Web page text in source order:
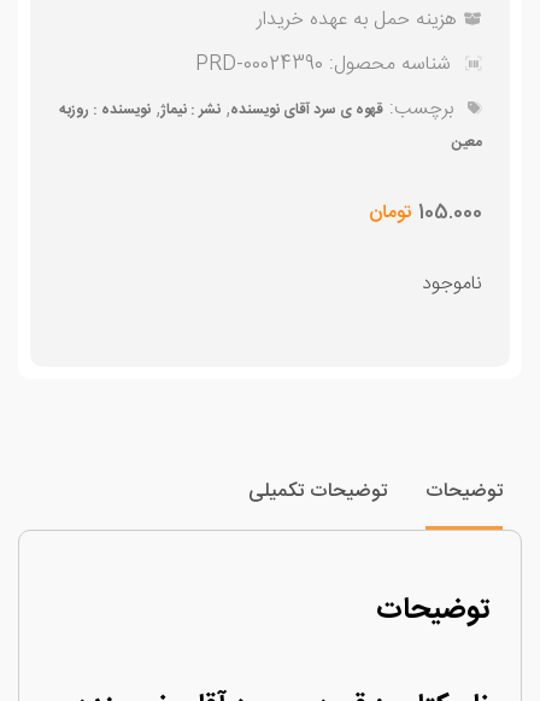
هزینه حمل به عهده خریدار
شناسه محصول:PRD-00024390
برچسب:قهوه ی سرد آقای نویسنده,نشر : نیماژ,نویسنده : روزبه
105.000تومان
ناموجود
توضیحات تکمیلی
توضیحات